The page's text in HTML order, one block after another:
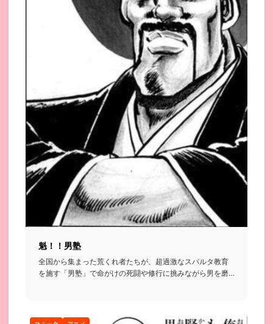
魁！！男塾
全国から集まった荒くれ者たちが、超過激なスパルタ教育
を施す「男塾」で命がけの死闘や修行に挑みながら男を磨